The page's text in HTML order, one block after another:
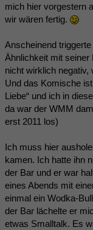
mich hier vorgestern
wir wären fertig.
Anscheinend
Ähnlichkeit mit seiner
nicht wirklich negativ,
Und das Komische
Liebe“ und ich in
da war der WMM
erst 2011 los)
Ich muss hier
kamen. Ich hatte ihn
der Bar und er war
eines Abends mit
einmal ein Wodka-
der Bar lächelte er
etwas Smalltalk. Es